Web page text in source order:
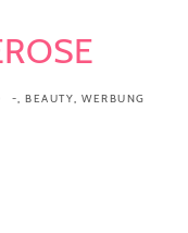
-, BEAUTY, WERBUNG